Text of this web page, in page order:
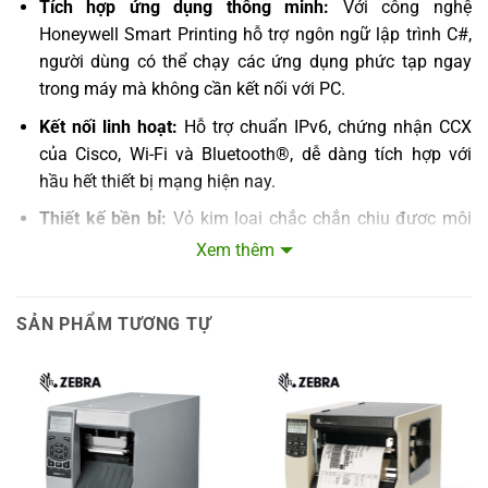
Tích hợp ứng dụng thông minh: Với công nghệ
Honeywell Smart Printing hỗ trợ ngôn ngữ lập trình C#,
người dùng có thể chạy các ứng dụng phức tạp ngay
trong máy mà không cần kết nối với PC.
Kết nối linh hoạt: Hỗ trợ chuẩn IPv6, chứng nhận CCX
của Cisco, Wi-Fi và Bluetooth®, dễ dàng tích hợp với
hầu hết thiết bị mạng hiện nay.
Thiết kế bền bỉ: Vỏ kim loại chắc chắn chịu được môi
trường công nghiệp khắc nghiệt, đảm bảo hoạt động ổn
Lợi ích khi sử dụng máy in mã vạch Honeywell
Với khả năng vận hành ổn định và linh hoạt, PM43C giúp
doanh nghiệp:
Tăng năng suất:
Tốc độ in nhanh giúp giải quyết khối
Xem thêm
SẢN PHẨM TƯƠNG TỰ